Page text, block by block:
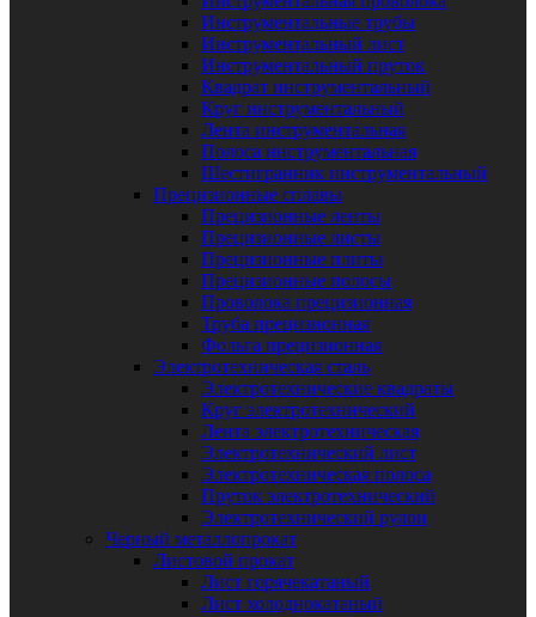
Инструментальные трубы
Инструментальный лист
Инструментальный пруток
Квадрат инструментальный
Круг инструментальный
Лента инструментальная
Полоса инструментальная
Шестигранник инструментальный
Прецизионные сплавы
Прецизионные ленты
Прецизионные листы
Прецизионные плиты
Прецизионные полосы
Проволока прецизионная
Труба прецизионная
Фольга прецизионная
Электротехническая сталь
Электротехнические квадраты
Круг электротехнический
Лента электротехническая
Электротехнический лист
Электротехническая полоса
Пруток электротехнический
Электротехнический рулон
Черный металлопрокат
Листовой прокат
Лист горячекатаный
Лист холоднокатаный